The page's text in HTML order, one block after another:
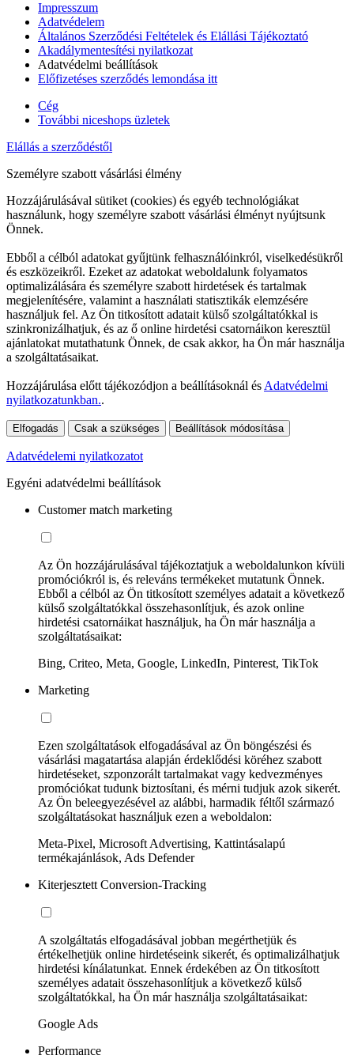
Impresszum
Adatvédelem
Általános Szerződési Feltételek és Elállási Tájékoztató
Akadálymentesítési nyilatkozat
Adatvédelmi beállítások
Előfizetéses szerződés lemondása itt
Cég
További niceshops üzletek
Elállás a szerződéstől
Személyre szabott vásárlási élmény
Hozzájárulásával sütiket (cookies) és egyéb technológiákat
használunk, hogy személyre szabott vásárlási élményt nyújtsunk
Önnek.
Ebből a célból adatokat gyűjtünk felhasználóinkról, viselkedésükről
és eszközeikről. Ezeket az adatokat weboldalunk folyamatos
optimalizálására és személyre szabott hirdetések és tartalmak
megjelenítésére, valamint a használati statisztikák elemzésére
használjuk fel. Az Ön titkosított adatait külső szolgáltatókkal is
szinkronizálhatjuk, és az ő online hirdetési csatornáikon keresztül
ajánlatokat mutathatunk Önnek, de csak akkor, ha Ön már használja
a szolgáltatásaikat.
Hozzájárulása előtt tájékozódjon a beállításoknál és Adatvédelmi
nyilatkozatunkban..
Elfogadás Csak a szükséges Beállítások módosítása
Adatvédelemi nyilatkozatot
Egyéni adatvédelmi beállítások
Customer match marketing
Az Ön hozzájárulásával tájékoztatjuk a weboldalunkon kívüli
promóciókról is, és releváns termékeket mutatunk Önnek.
Ebből a célból az Ön titkosított személyes adatait a következő
külső szolgáltatókkal összehasonlítjuk, és azok online
hirdetési csatornáikat használjuk, ha Ön már használja a
szolgáltatásaikat:
Bing, Criteo, Meta, Google, LinkedIn, Pinterest, TikTok
Marketing
Ezen szolgáltatások elfogadásával az Ön böngészési és
vásárlási magatartása alapján érdeklődési köréhez szabott
hirdetéseket, szponzorált tartalmakat vagy kedvezményes
promóciókat tudunk biztosítani, és mérni tudjuk azok sikerét.
Az Ön beleegyezésével az alábbi, harmadik féltől származó
szolgáltatásokat használjuk ezen a weboldalon:
Meta-Pixel, Microsoft Advertising, Kattintásalapú
termékajánlások, Ads Defender
Kiterjesztett Conversion-Tracking
A szolgáltatás elfogadásával jobban megérthetjük és
értékelhetjük online hirdetéseink sikerét, és optimalizálhatjuk
hirdetési kínálatunkat. Ennek érdekében az Ön titkosított
személyes adatait összehasonlítjuk a következő külső
szolgáltatókkal, ha Ön már használja szolgáltatásaikat:
Google Ads
Performance